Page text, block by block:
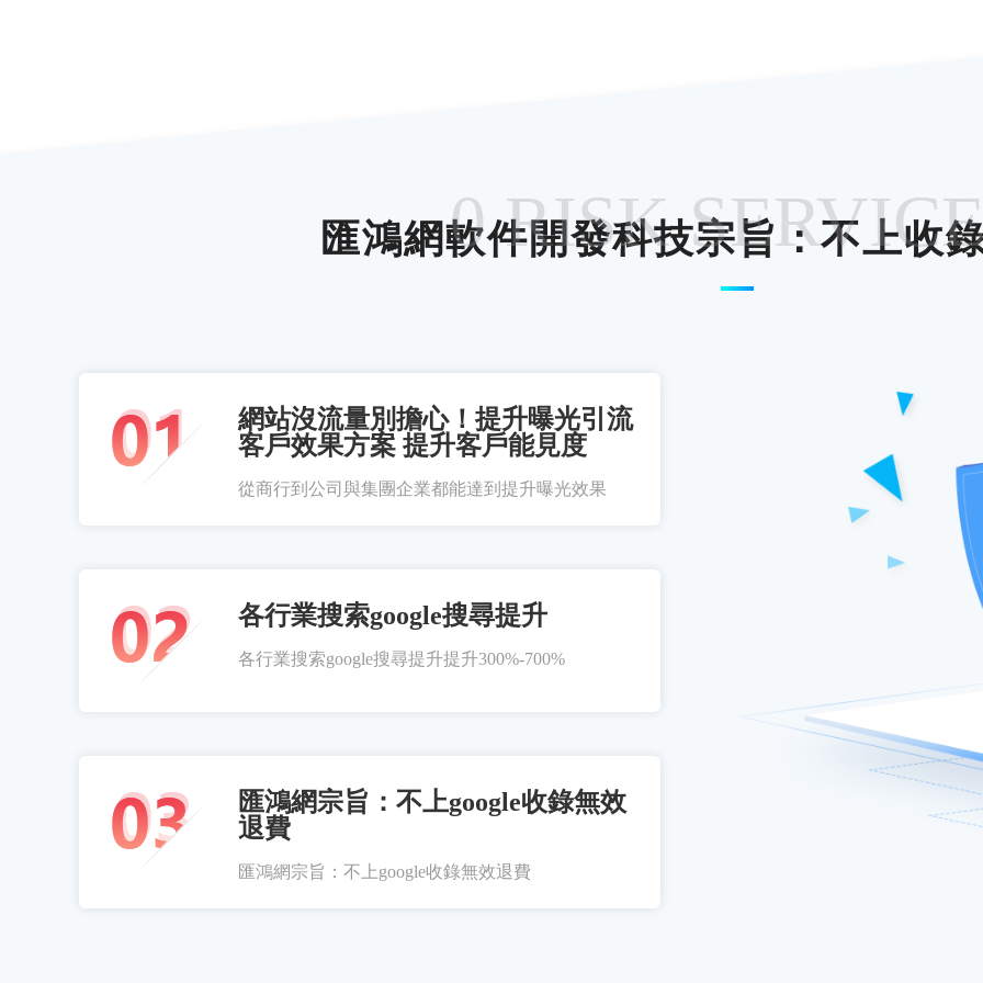
0 RISK
匯鴻網軟件開發科技宗旨：不上收
網站沒流量別擔心！提升曝光引流
客戶效果方案 提升客戶能見度
從商行到公司與集團企業都能達到提升曝光效果
各行業搜索google搜尋提升
各行業搜索google搜尋提升提升300%-700%
匯鴻網宗旨：不上google收錄無效
退費
匯鴻網宗旨：不上google收錄無效退費